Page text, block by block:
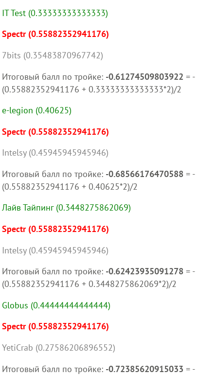
IT Test (0.33333333333333)
Spectr (0.55882352941176)
7bits (0.35483870967742)
Итоговый балл по тройке: -0.61274509803922 = -
(0.55882352941176 + 0.33333333333333*2)/2
e-legion (0.40625)
Spectr (0.55882352941176)
Intelsy (0.45945945945946)
Итоговый балл по тройке: -0.68566176470588 = -
(0.55882352941176 + 0.40625*2)/2
Лайв Тайпинг (0.3448275862069)
Spectr (0.55882352941176)
Intelsy (0.45945945945946)
Итоговый балл по тройке: -0.62423935091278 = -
(0.55882352941176 + 0.3448275862069*2)/2
Globus (0.44444444444444)
Spectr (0.55882352941176)
YetiCrab (0.27586206896552)
Итоговый балл по тройке: -0.72385620915033 = -